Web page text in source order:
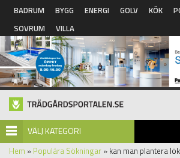
Hoppa till huvudinnehåll
BADRUM BYGG ENERGI GOLV KÖK
SOVRUM
VILLA
VÄLJ KATEGORI
Hem » Populära Sökningar » kan man plantera